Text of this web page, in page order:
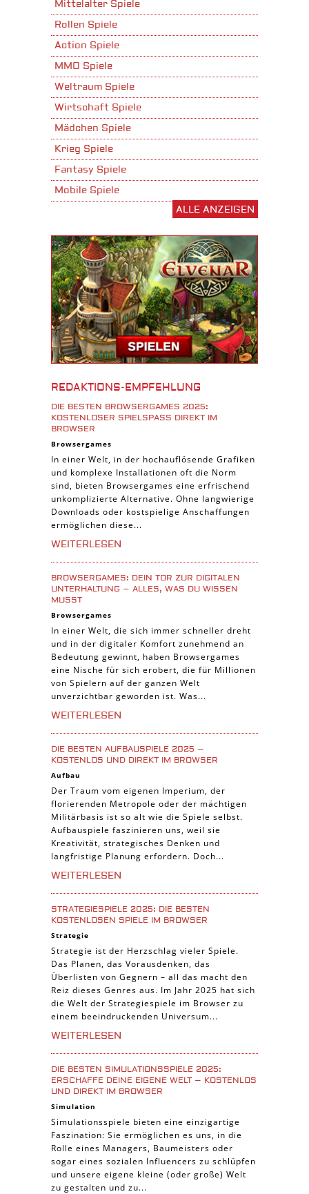
Mittelalter Spiele
Rollen Spiele
Action Spiele
MMO Spiele
Weltraum Spiele
Wirtschaft Spiele
Mädchen Spiele
Krieg Spiele
Fantasy Spiele
Mobile Spiele
Download Spiele
3D Spiele
Tablet Spiele
Android Spiele
iPhone Spiele
iOS Spiele
iPad Spiele
Denk Spiele
Piraten Spiele
Sport Spiele
Pferde Spiele
Simulation Spiele
Tier Spiele
Casual Spiele
Abenteuer Spiele
Online Spiele
3-Gewinnt Spiele
Trading Card Spiele
Manager Spiele
ALLE ANZEIGEN
REDAKTIONS-EMPFEHLUNG
DIE BESTEN BROWSERGAMES 2025:
KOSTENLOSER SPIELSPASS DIREKT IM B
ROWSER
Browsergames
In einer Welt, in der hochauflösende Grafiken
und komplexe Installationen oft die Norm
sind, bieten Browsergames eine erfrischend
unkomplizierte Alternative. Ohne langwierige
Downloads oder kostspielige Anschaffungen
ermöglichen diese...
WEITERLESEN
BROWSERGAMES: DEIN TOR ZUR DIGITALEN
UNTERHALTUNG – ALLES, WAS DU WISSEN
MUSST
Browsergames
In einer Welt, die sich immer schneller dreht
und in der digitaler Komfort zunehmend an
Bedeutung gewinnt, haben Browsergames
eine Nische für sich erobert, die für Millionen
von Spielern auf der ganzen Welt
unverzichtbar geworden ist. Was...
WEITERLESEN
DIE BESTEN AUFBAUSPIELE 2025 –
KOSTENLOS UND DIREKT IM BROWSER
Aufbau
Der Traum vom eigenen Imperium, der
florierenden Metropole oder der mächtigen
Militärbasis ist so alt wie die Spiele selbst.
Aufbauspiele faszinieren uns, weil sie
Kreativität, strategisches Denken und
langfristige Planung erfordern. Doch...
WEITERLESEN
STRATEGIESPIELE 2025: DIE BESTEN
KOSTENLOSEN SPIELE IM BROWSER
Strategie
Strategie ist der Herzschlag vieler Spiele.
Das Planen, das Vorausdenken, das
Überlisten von Gegnern – all das macht den
Reiz dieses Genres aus. Im Jahr 2025 hat sich
die Welt der Strategiespiele im Browser zu
einem beeindruckenden Universum...
WEITERLESEN
DIE BESTEN SIMULATIONSSPIELE 2025:
ERSCHAFFE DEINE EIGENE WELT – KOSTENLOS
UND DIREKT IM BROWSER
Simulation
Simulationsspiele bieten eine einzigartige
Faszination: Sie ermöglichen es uns, in die
Rolle eines Managers, Baumeisters oder
sogar eines sozialen Influencers zu schlüpfen
und unsere eigene kleine (oder große) Welt
zu gestalten und zu...